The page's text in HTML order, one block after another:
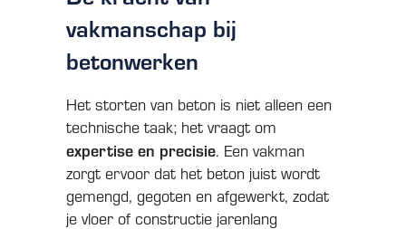
vakmanschap bij
betonwerken
Het storten van beton is niet alleen een
technische taak; het vraagt om
expertise en precisie. Een vakman
zorgt ervoor dat het beton juist wordt
gemengd, gegoten en afgewerkt, zodat
je vloer of constructie jarenlang